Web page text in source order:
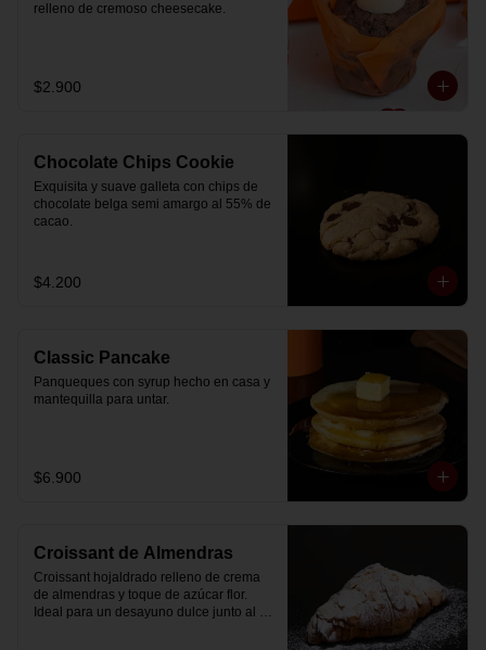
relleno de cremoso cheesecake.
$2.900
Chocolate Chips Cookie
Exquisita y suave galleta con chips de
chocolate belga semi amargo al 55% de
cacao.
$4.200
Classic Pancake
Panqueques con syrup hecho en casa y
mantequilla para untar.
$6.900
Croissant de Almendras
Croissant hojaldrado relleno de crema
de almendras y toque de azúcar flor.
Ideal para un desayuno dulce junto al